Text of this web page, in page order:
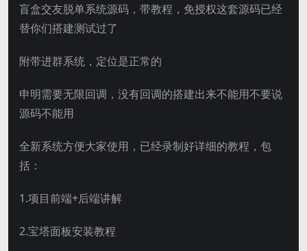
盲盒交友脱单系统源码，带教程，免授权这套源码已经
替你们搭建测试过了
附带进群系统，定位是正常的
申明需要无限回调，没有回调的搭建出来不能用不要说
源码不能用
全新系统方便大家使用，已经录制好详细的教程，包
括：
1.项目前端+后端讲解
2.宝塔面板安装教程